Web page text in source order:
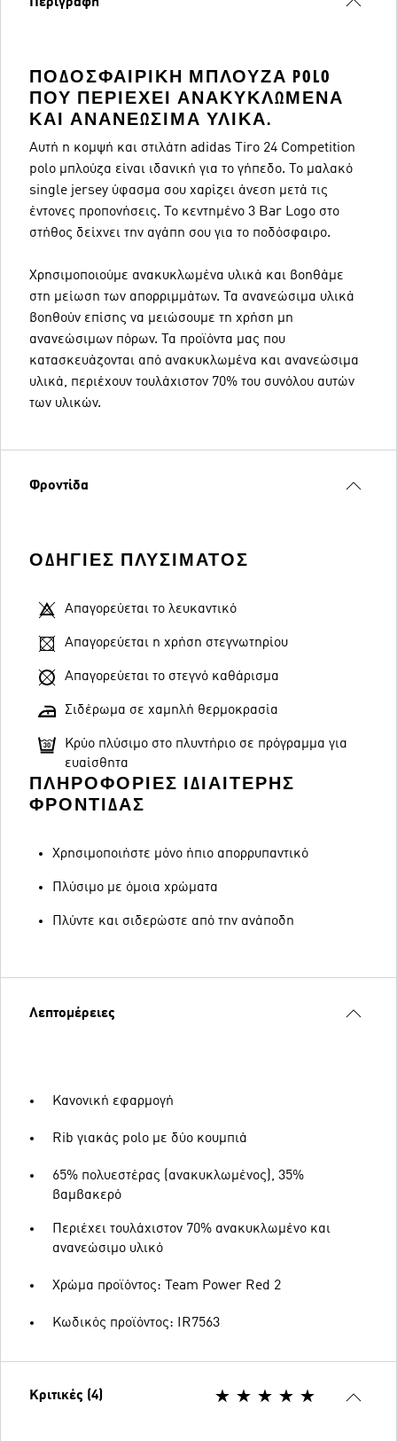
ΠΟΔΟΣΦΑΙΡΙΚΉ ΜΠΛΟΎΖΑ POLO
ΠΟΥ ΠΕΡΙΈΧΕΙ ΑΝΑΚΥΚΛΩΜΈΝΑ
ΚΑΙ ΑΝΑΝΕΏΣΙΜΑ ΥΛΙΚΆ.
Αυτή η κομψή και στιλάτη adidas Tiro 24 Competition
polo μπλούζα είναι ιδανική για το γήπεδο. Το μαλακό
single jersey ύφασμα σου χαρίζει άνεση μετά τις
έντονες προπονήσεις. Το κεντημένο 3 Bar Logo στο
στήθος δείχνει την αγάπη σου για το ποδόσφαιρο.
Χρησιμοποιούμε ανακυκλωμένα υλικά και βοηθάμε
στη μείωση των απορριμμάτων. Τα ανανεώσιμα υλικά
βοηθούν επίσης να μειώσουμε τη χρήση μη
ανανεώσιμων πόρων. Τα προϊόντα μας που
κατασκευάζονται από ανακυκλωμένα και ανανεώσιμα
υλικά, περιέχουν τουλάχιστον 70% του συνόλου αυτών
των υλικών.
Φροντίδα
ΟΔΗΓΊΕΣ ΠΛΥΣΊΜΑΤΟΣ
Απαγορεύεται το λευκαντικό
Απαγορεύεται η χρήση στεγνωτηρίου
Απαγορεύεται το στεγνό καθάρισμα
Σιδέρωμα σε χαμηλή θερμοκρασία
Κρύο πλύσιμο στο πλυντήριο σε πρόγραμμα για
ευαίσθητα
ΠΛΗΡΟΦΟΡΊΕΣ ΙΔΙΑΊΤΕΡΗΣ
ΦΡΟΝΤΊΔΑΣ
Χρησιμοποιήστε μόνο ήπιο απορρυπαντικό
Πλύσιμο με όμοια χρώματα
Πλύντε και σιδερώστε από την ανάποδη
Λεπτομέρειες
Κανονική εφαρμογή
Rib γιακάς polo με δύο κουμπιά
65% πολυεστέρας (ανακυκλωμένος), 35%
βαμβακερό
Περιέχει τουλάχιστον 70% ανακυκλωμένο και
ανανεώσιμο υλικό
Χρώμα προϊόντος: Team Power Red 2
Κωδικός προϊόντος: IR7563
Κριτικές (4)